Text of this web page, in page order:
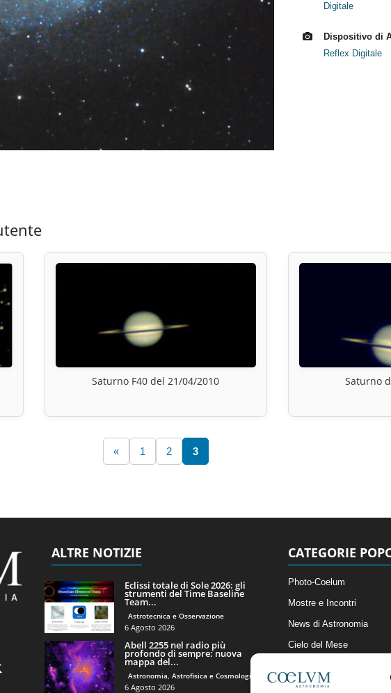
Digitale
Dispositivo di
Reflex Digitale
Saturno F40 del 21/04/2010 Saturno
« 1 2 3
ALTRE NOTIZIE
Eclissi totale di Sole 2026: gli
strumenti del Time Baseline
Team...
Astrotecnica e Osservazione
6 Agosto 2026
Abell 2255 nel radio più
profondo di sempre: nuova
mappa del...
Astronomia, Astrofisica e Cosmologia
6 Agosto 2026
CATEGORIE
Photo-Coelum
Mostre e Incontri
News di Astronomia
Cielo del Mese
Articoli e Risorse On-Line